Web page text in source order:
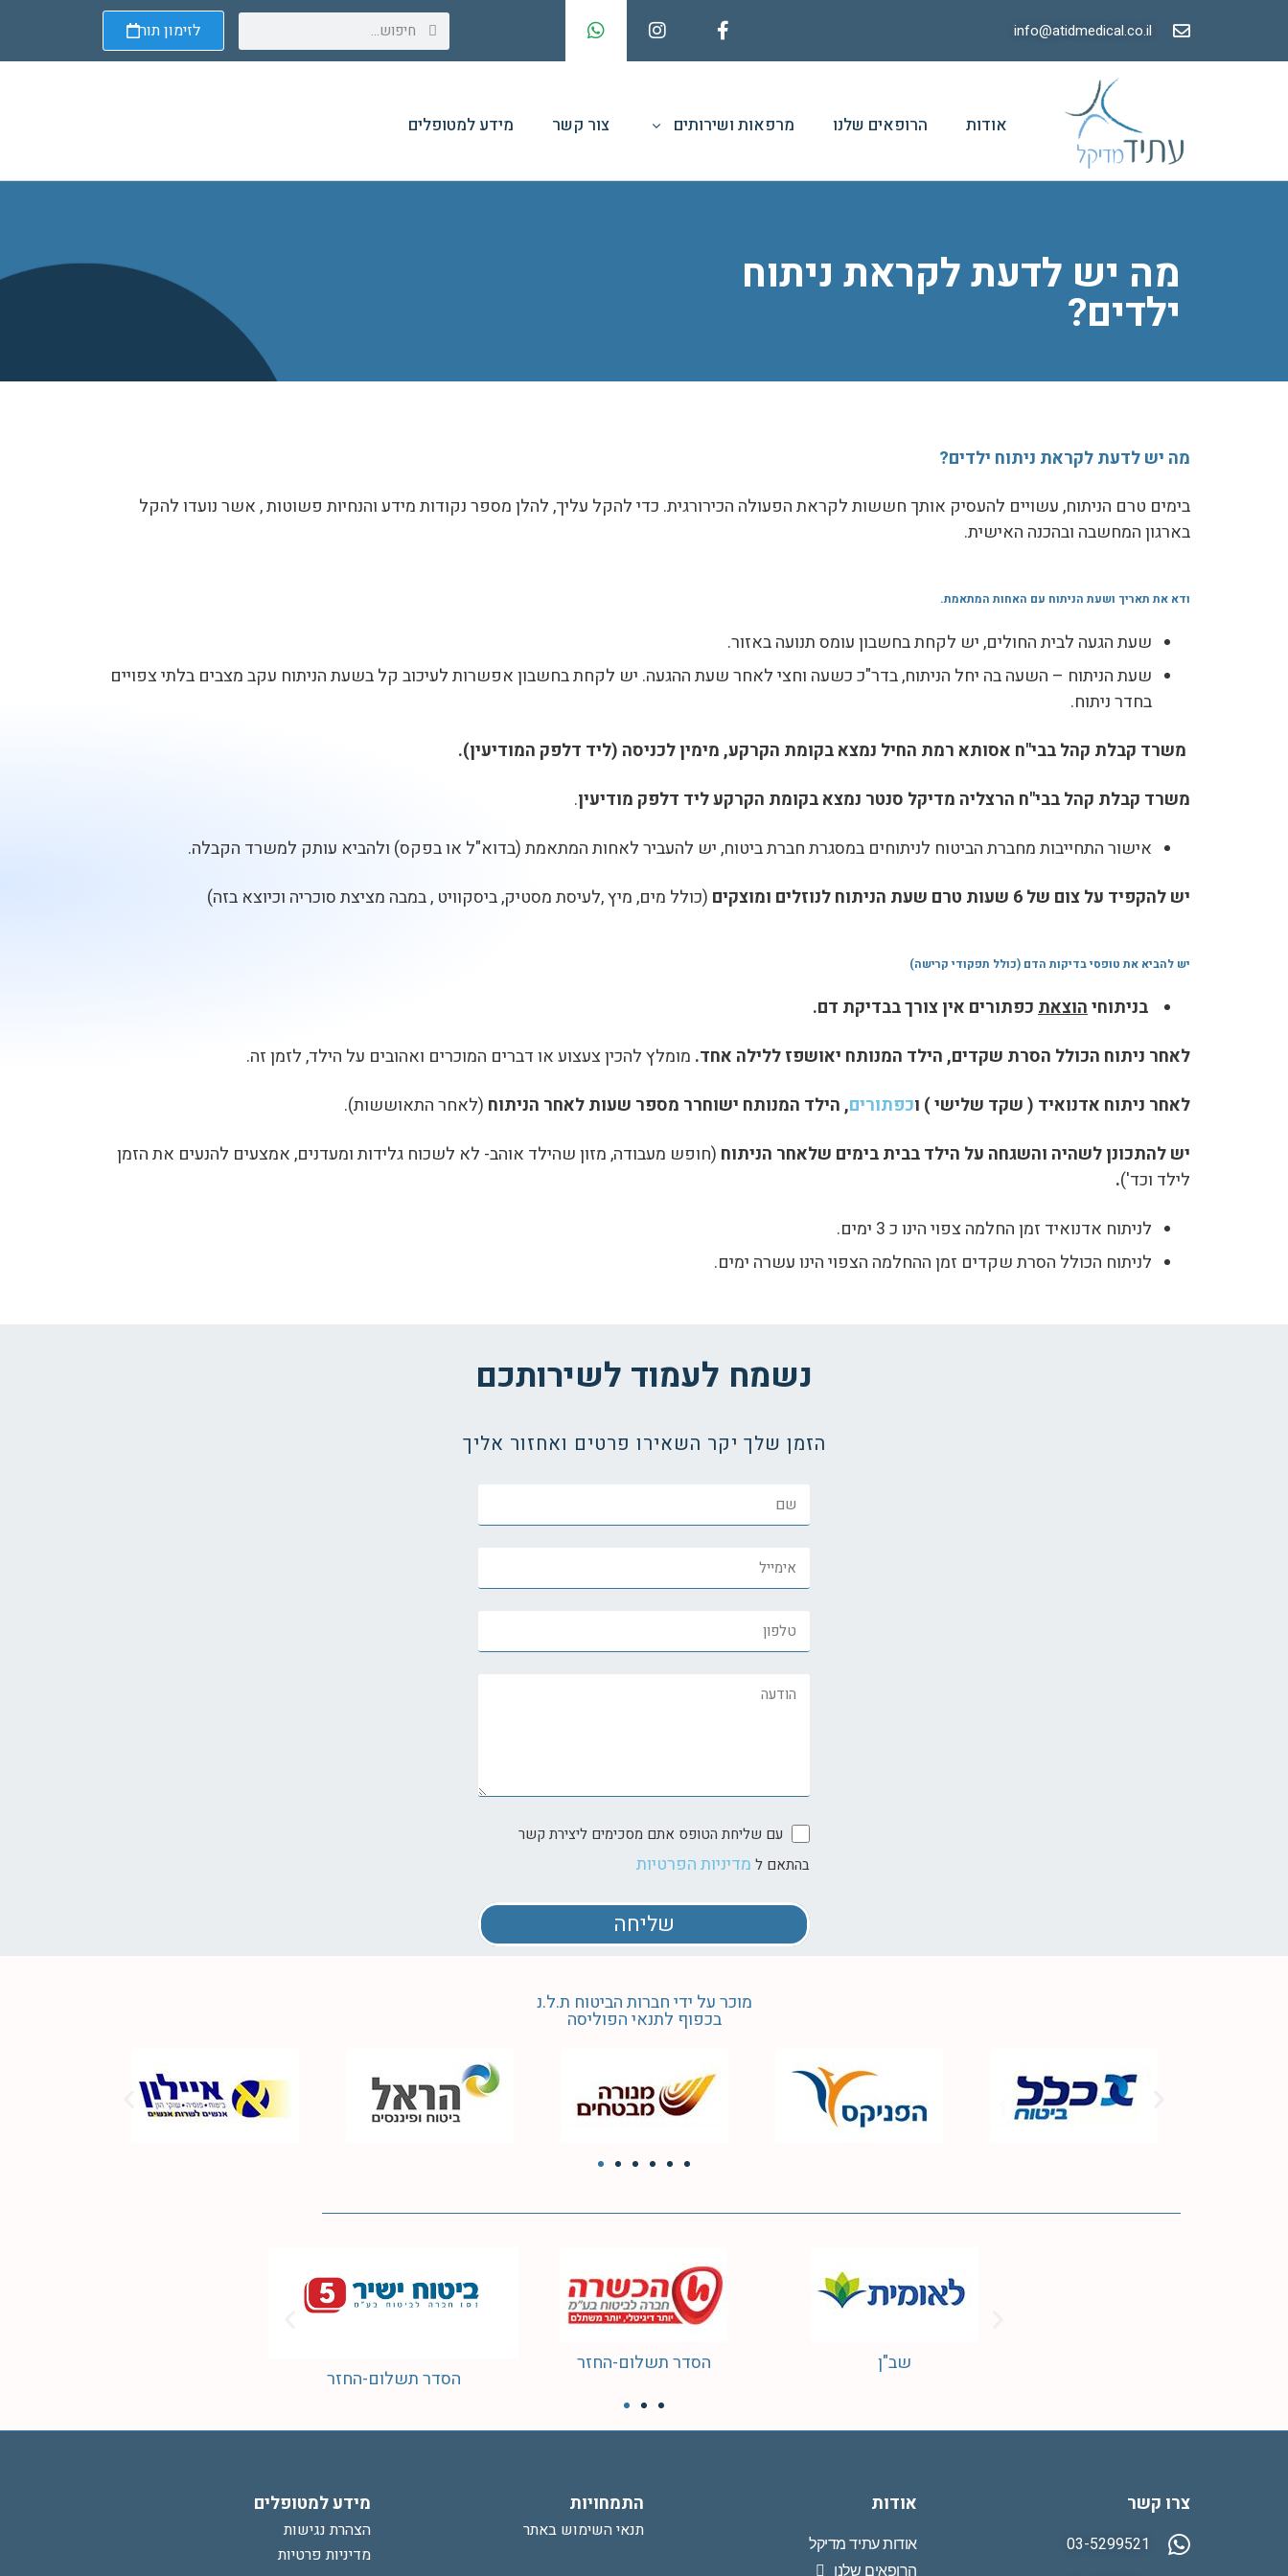
info@atidmedical.co.il לזימון תור
אודות הרופאים שלנו מרפאות ושירותים צור קשר מידע למטופלים
מה יש לדעת לקראת ניתוח
ילדים?
מה יש לדעת לקראת ניתוח ילדים?
בימים טרם הניתוח, עשויים להעסיק אותך חששות לקראת הפעולה הכירורגית. כדי להקל עליך, להלן מספר נקודות מידע והנחיות פשוטות , אשר נועדו להקל
בארגון המחשבה ובהכנה האישית.
ודא את תאריך ושעת הניתוח עם האחות המתאמת.
שעת הגעה לבית החולים, יש לקחת בחשבון עומס תנועה באזור.
שעת הניתוח – השעה בה יחל הניתוח, בדר"כ כשעה וחצי לאחר שעת ההגעה. יש לקחת בחשבון אפשרות לעיכוב קל בשעת הניתוח עקב מצבים בלתי צפויים
בחדר ניתוח.
משרד קבלת קהל בבי"ח אסותא רמת החיל נמצא בקומת הקרקע, מימין לכניסה (ליד דלפק המודיעין).
משרד קבלת קהל בבי"ח הרצליה מדיקל סנטר נמצא בקומת הקרקע ליד דלפק מודיעין.
אישור התחייבות מחברת הביטוח לניתוחים במסגרת חברת ביטוח, יש להעביר לאחות המתאמת (בדוא"ל או בפקס) ולהביא עותק למשרד הקבלה.
יש להקפיד על צום של 6 שעות טרם שעת הניתוח לנוזלים ומוצקים
(כולל מים, מיץ ,לעיסת מסטיק, ביסקוויט , במבה מציצת סוכריה וכיוצא בזה)
יש להביא את טופסי בדיקות הדם (כולל תפקודי קרישה)
בניתוחיהוצאתכפתורים אין צורך בבדיקת דם.
לאחר ניתוח הכולל הסרת שקדים, הילד המנותח יאושפז ללילה אחד. מומלץ להכין צעצוע או דברים המוכרים ואהובים על הילד, לזמן זה.
לאחר ניתוח אדנואיד ( שקד שלישי ) וכפתורים, הילד המנותח ישוחרר מספר שעות לאחר הניתוח (לאחר התאוששות).
יש להתכונן לשהיה והשגחה על הילד בבית בימים שלאחר הניתוח (חופש מעבודה, מזון שהילד אוהב- לא לשכוח גלידות ומעדנים, אמצעים להנעים את הזמן
לילד וכד').
לניתוח אדנואיד זמן החלמה צפוי הינו כ 3 ימים.
לניתוח הכולל הסרת שקדים זמן ההחלמה הצפוי הינו עשרה ימים.
נשמח לעמוד לשירותכם
הזמן שלך יקר השאירו פרטים ואחזור אליך
עם שליחת הטופס אתם מסכימים ליצירת קשר
בהתאם ל מדיניות הפרטיות
שליחה
מוכר על ידי חברות הביטוח ת.ל.נ
בכפוף לתנאי הפוליסה
הסדר תשלום-החזר
הסדר תשלום-החזר
צרו קשר
03-5299521
אודות
אודות עתיד מדיקל
הרופאים שלנו
התמחויות
תנאי השימוש באתר
מידע למטופלים
הצהרת נגישות
מדיניות פרטיות